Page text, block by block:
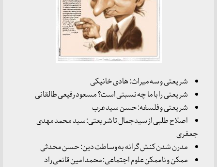
شریعتی و سه میراث: هادی خانیکی
شریعتی را با ما چه نسبتی است؟ مسعود رفیعی طالقانی
شریعتی و فلسفه: حسن سید عرب
اصلاح طلبی از سیدجمال تا شریعتی: سید محمد مهدی
جعفری
مدرن شدن کنش گرانه به وساطت دین: حسن محدثی
ممکن و ناممکن علوم اجتماعی: محمد امین قانعی راد